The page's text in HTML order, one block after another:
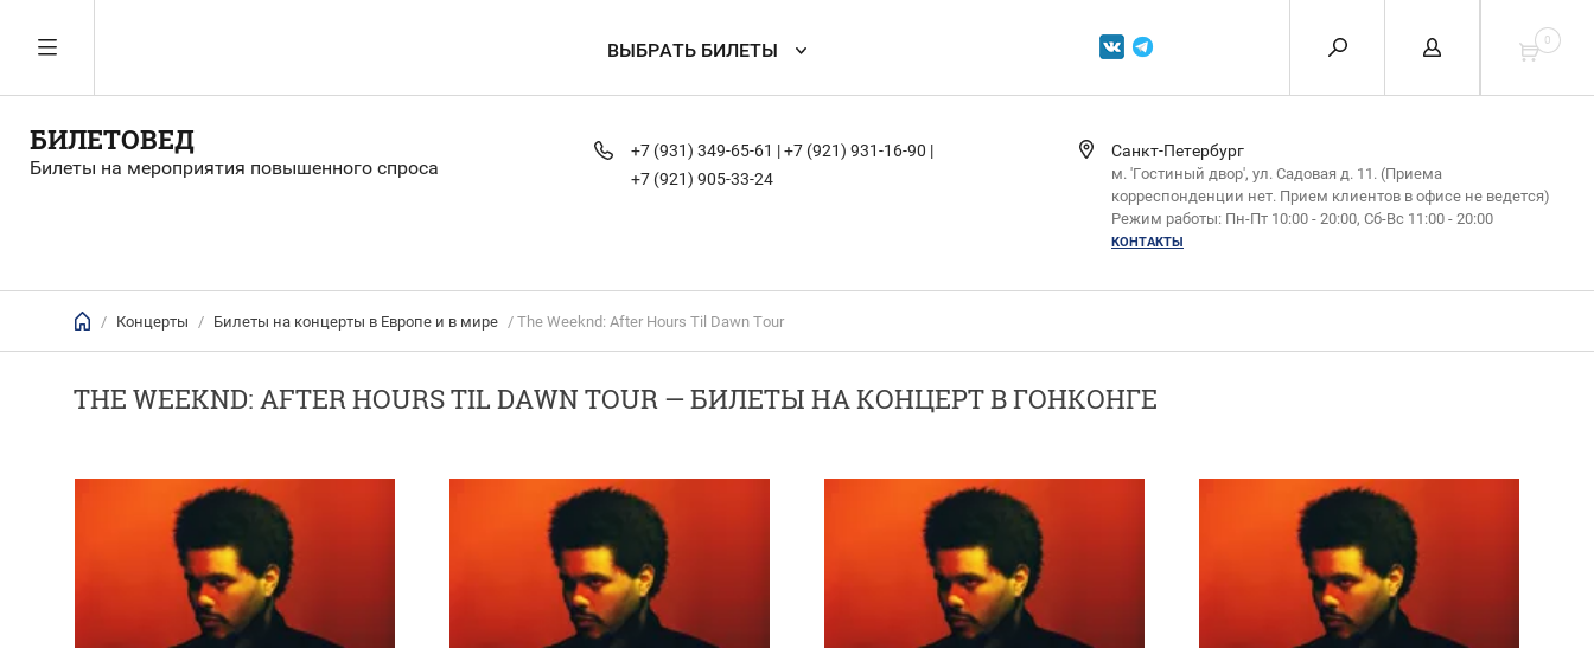
0
ВЫБРАТЬ БИЛЕТЫ
БИЛЕТОВЕД
Билеты на мероприятия повышенного спроса
+7 (931) 349-65-61 |+7 (921) 931-16-90 |
+7 (921) 905-33-24
Санкт-Петербург
м. 'Гостиный двор', ул. Садовая д. 11. (Приема
корреспонденции нет. Прием клиентов в офисе не ведется)
Режим работы: Пн-Пт 10:00 - 20:00, Сб-Вс 11:00 - 20:00
КОНТАКТЫ
/ Концерты / Билеты на концерты в Европе и в мире / The Weeknd: After Hours Til Dawn Tour
THE WEEKND: AFTER HOURS TIL DAWN TOUR — БИЛЕТЫ НА КОНЦЕРТ В ГОНКОНГЕ